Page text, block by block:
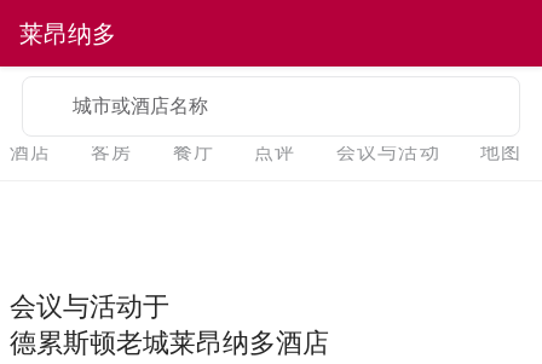
莱昂纳多
城市或酒店名称
酒店 客房 餐厅 点评 会议与活动 地图
会议与活动于
德累斯顿老城莱昂纳多酒店